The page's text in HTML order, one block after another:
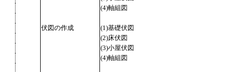
(4)軸組図
伏図の作成 (1)基礎伏図
(2)床伏図
(3)小屋伏図
(4)軸組図